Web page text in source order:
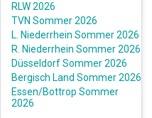
RLW 2026
TVN Sommer 2026
L. Niederrhein Sommer 2026
R. Niederrhein Sommer 2026
Düsseldorf Sommer 2026
Bergisch Land Sommer 2026
Essen/Bottrop Sommer
2026